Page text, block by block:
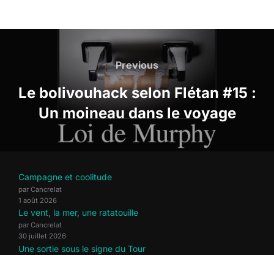
Navigation
l’article
Previous
Previous
Le bolivouhack selon Flétan #15 :
Un moineau dans le voyage
Campagne et coolitude
par Cancrelat
1 août 2026
Le vent, la mer, une ratatouille
par Cancrelat
30 juillet 2026
Une sortie sous le signe du Tour